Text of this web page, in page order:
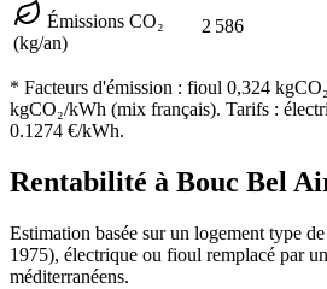
Émissions CO₂
(kg/an)
2 586
* Facteurs d'émission : fioul 0,324
kgCO₂/kWh (mix français). Tarifs :
0.1274 €/kWh.
Rentabilité à Bouc Bel
Estimation basée sur un logement type de
1975), électrique ou fioul remplacé par
méditerranéens.